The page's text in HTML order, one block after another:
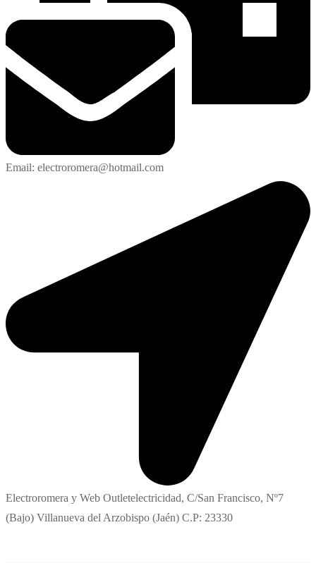
Email: electroromera@hotmail.com
Electroromera y Web Outletelectricidad, C/San Francisco, Nº7
(Bajo) Villanueva del Arzobispo (Jaén) C.P: 23330